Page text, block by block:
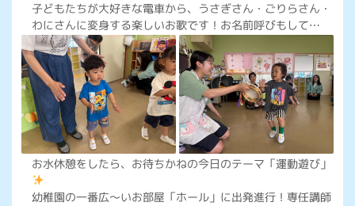
子どもたちが大好きな電車から、うさぎさん・ごりらさん・
わにさんに変身する楽しいお歌です！お名前呼びもして…
お水休憩をしたら、お待ちかねの今日のテーマ「運動遊び」
幼稚園の一番広～いお部屋「ホール」に出発進行！専任講師